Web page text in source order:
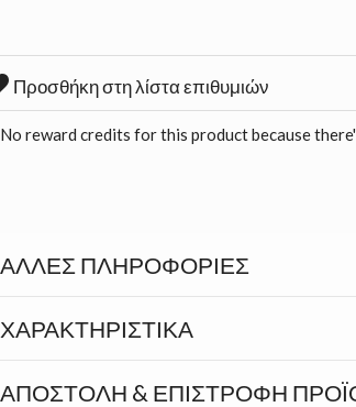
Προσθήκη στη λίστα επιθυμιών
No reward credits for this product because
ΆΛΛΕΣ ΠΛΗΡΟΦΟΡΊΕΣ
ΧΑΡΑΚΤΗΡΙΣΤΙΚΆ
ΑΠΟΣΤΟΛΉ & ΕΠΙΣΤΡΟΦΉ